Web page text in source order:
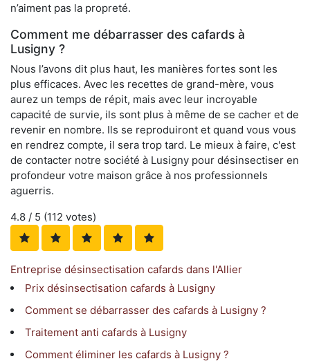
n’aiment pas la propreté.
Comment me débarrasser des cafards à
Lusigny ?
Nous l’avons dit plus haut, les manières fortes sont les
plus efficaces. Avec les recettes de grand-mère, vous
aurez un temps de répit, mais avec leur incroyable
capacité de survie, ils sont plus à même de se cacher et de
revenir en nombre. Ils se reproduiront et quand vous vous
en rendrez compte, il sera trop tard. Le mieux à faire, c'est
de contacter notre société à Lusigny pour désinsectiser en
profondeur votre maison grâce à nos professionnels
aguerris.
4.8 / 5 (112 votes)
Entreprise désinsectisation cafards dans l'Allier
Prix désinsectisation cafards à Lusigny
Comment se débarrasser des cafards à Lusigny ?
Traitement anti cafards à Lusigny
Comment éliminer les cafards à Lusigny ?